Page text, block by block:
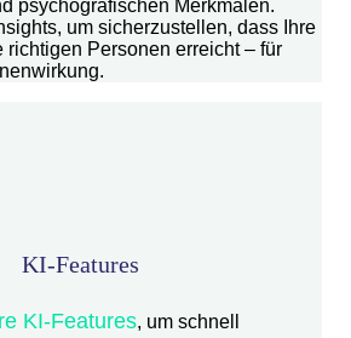
psychografischen Merkmalen.
um sicherzustellen, dass Ihre
richtigen Personen erreicht – für
KI-Features
KI-Features, um schnell